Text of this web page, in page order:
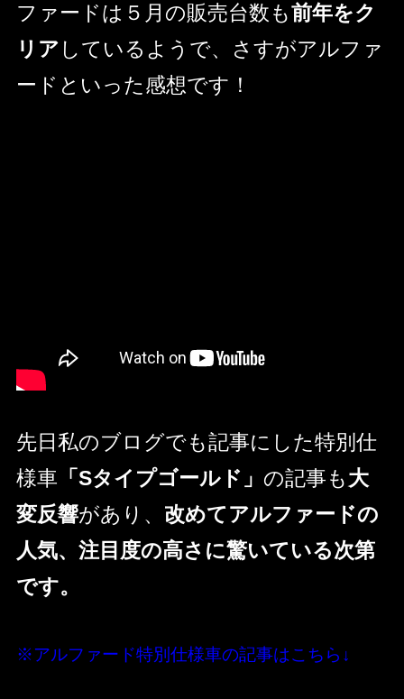
ファードは５月の販売台数も前年をク
リア しているようで、さすがアルファ
ードといった感想です！
先日私のブログでも記事にした特別仕
様車 「Sタイプゴールド」 の記事も 大
変反響があり、 改めてアルファードの
人気、注目度の高さに驚いている次第
です。
※アルファード特別仕様車の記事はこちら↓